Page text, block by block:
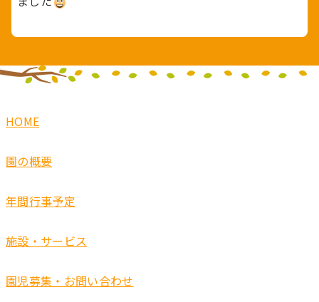
HOME
園の概要
年間行事予定
施設・サービス
園児募集・お問い合わせ